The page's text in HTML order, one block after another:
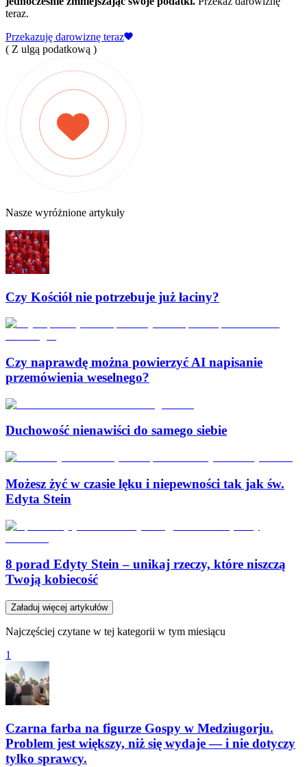
teraz.
Przekazuję darowiznę teraz
( Z ulgą podatkową )
Nasze wyróżnione artykuły
Czy Kościół nie potrzebuje już łaciny?
Czy naprawdę można powierzyć AI napisanie
przemówienia weselnego?
Duchowość nienawiści do samego siebie
Możesz żyć w czasie lęku i niepewności tak jak św.
Edyta Stein
8 porad Edyty Stein – unikaj rzeczy, które niszczą
Twoją kobiecość
Załaduj więcej artykułów
Najczęściej czytane w tej kategorii w tym miesiącu
1
Czarna farba na figurze Gospy w Medziugorju.
Problem jest większy, niż się wydaje — i nie dotyczy
tylko sprawcy.